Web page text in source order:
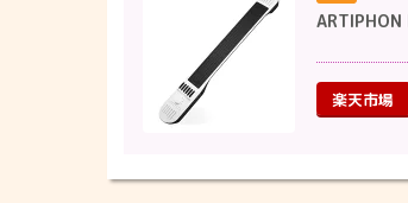
ARTIPHON
楽天市場